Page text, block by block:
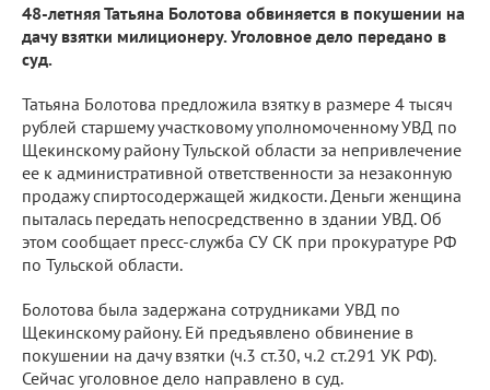
48-летняя Татьяна Болотова обвиняется в покушении на
дачу взятки милиционеру. Уголовное дело передано в
суд.
Татьяна Болотова предложила взятку в размере 4 тысяч
рублей старшему участковому уполномоченному УВД по
Щекинскому району Тульской области за непривлечение
ее к административной ответственности за незаконную
продажу спиртосодержащей жидкости. Деньги женщина
пыталась передать непосредственно в здании УВД. Об
этом сообщает пресс-служба СУ СК при прокуратуре РФ
по Тульской области.
Болотова была задержана сотрудниками УВД по
Щекинскому району. Ей предъявлено обвинение в
покушении на дачу взятки (ч.3 ст.30, ч.2 ст.291 УК РФ).
Сейчас уголовное дело направлено в суд.